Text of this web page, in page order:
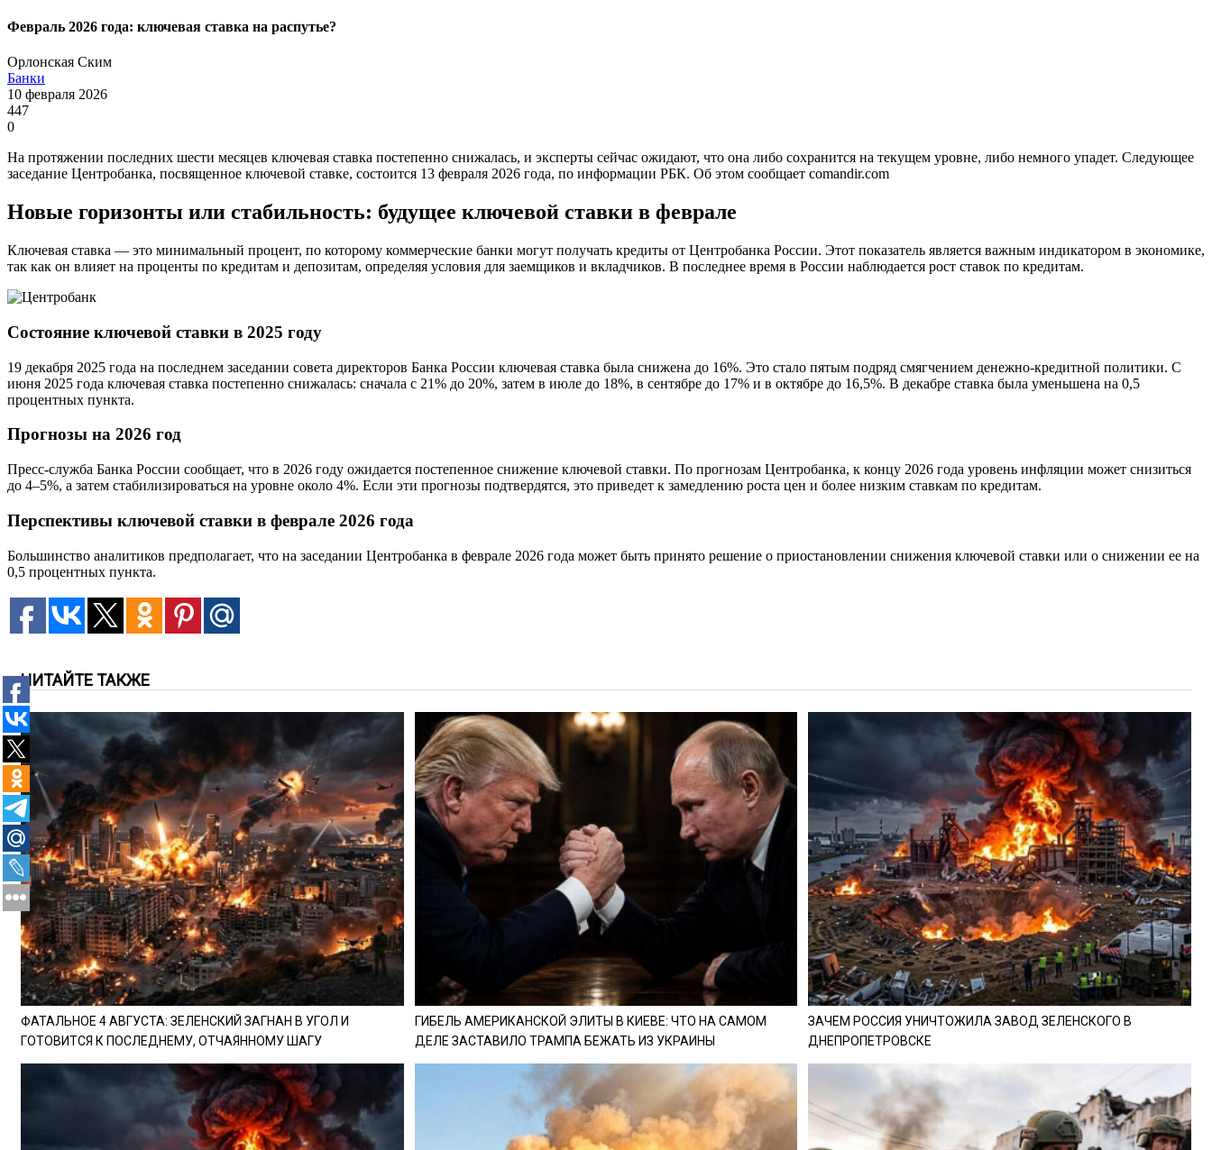
Февраль 2026 года: ключевая ставка на распутье?
Орлонская Ским
Банки
10 февраля 2026
447
0
На протяжении последних шести месяцев ключевая ставка постепенно снижалась, и эксперты сейчас ожидают, что она либо сохранится на текущем уровне, либо немного упадет. Следующее
заседание Центробанка, посвященное ключевой ставке, состоится 13 февраля 2026 года, по информации РБК. Об этом сообщает comandir.com
Новые горизонты или стабильность: будущее ключевой ставки в феврале
Ключевая ставка — это минимальный процент, по которому коммерческие банки могут получать кредиты от Центробанка России. Этот показатель является важным индикатором в экономике,
так как он влияет на проценты по кредитам и депозитам, определяя условия для заемщиков и вкладчиков. В последнее время в России наблюдается рост ставок по кредитам.
Состояние ключевой ставки в 2025 году
19 декабря 2025 года на последнем заседании совета директоров Банка России ключевая ставка была снижена до 16%. Это стало пятым подряд смягчением денежно-кредитной политики. С
июня 2025 года ключевая ставка постепенно снижалась: сначала с 21% до 20%, затем в июле до 18%, в сентябре до 17% и в октябре до 16,5%. В декабре ставка была уменьшена на 0,5
процентных пункта.
Прогнозы на 2026 год
Пресс-служба Банка России сообщает, что в 2026 году ожидается постепенное снижение ключевой ставки. По прогнозам Центробанка, к концу 2026 года уровень инфляции может снизиться
до 4–5%, а затем стабилизироваться на уровне около 4%. Если эти прогнозы подтвердятся, это приведет к замедлению роста цен и более низким ставкам по кредитам.
Перспективы ключевой ставки в феврале 2026 года
Большинство аналитиков предполагает, что на заседании Центробанка в феврале 2026 года может быть принято решение о приостановлении снижения ключевой ставки или о снижении ее на
0,5 процентных пункта.
ЧИТАЙТЕ ТАКЖЕ
ФАТАЛЬНОЕ 4 АВГУСТА: ЗЕЛЕНСКИЙ ЗАГНАН В УГОЛ И
ГОТОВИТСЯ К ПОСЛЕДНЕМУ, ОТЧАЯННОМУ ШАГУ
ГИБЕЛЬ АМЕРИКАНСКОЙ ЭЛИТЫ В КИЕВЕ: ЧТО НА САМОМ
ДЕЛЕ ЗАСТАВИЛО ТРАМПА БЕЖАТЬ ИЗ УКРАИНЫ
ЗАЧЕМ РОССИЯ УНИЧТОЖИЛА ЗАВОД ЗЕЛЕНСКОГО В
ДНЕПРОПЕТРОВСКЕ